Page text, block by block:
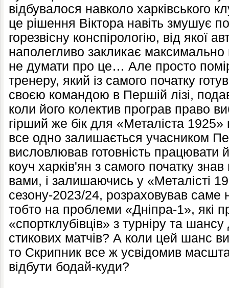
відбувалося навколо харківського
це рішення Віктора навіть змушує
горезвісну конспірологію, від якої
наполегливо закликає максимально
не думати про це… Але просто
тренеру, який із самого початку
своєю командою в Першій лізі,
коли його колектив програв право
гірший же бік для «Металіста 1925»
все одно залишається учасником
висловлював готовність працювати
коуч харків'ян з самого початку
вами, і залишаючись у «Металісті
сезону-2023/24, розраховував саме
тобто на проблеми «Дніпра-1», які
«спортклубівців» з турніру та
стикових матчів? А коли цей шанс
то Скрипник все ж усвідомив
відбути бодай-куди?